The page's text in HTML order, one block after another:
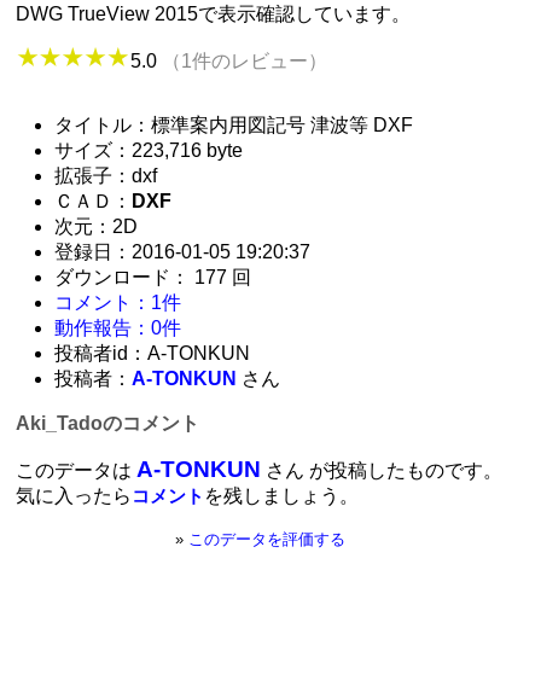
DWG TrueView 2015で表示確認しています。
5.0 （1件のレビュー）
タイトル：標準案内用図記号 津波等 DXF
サイズ：223,716 byte
拡張子：dxf
ＣＡＤ： DXF
次元：2D
登録日：2016-01-05 19:20:37
ダウンロード： 177 回
コメント：1件
動作報告：0件
投稿者id：A-TONKUN
投稿者：A-TONKUN さん
Aki_Tadoのコメント
このデータは A-TONKUN さん が投稿したものです。
気に入ったら コメント を残しましょう。
» このデータを評価する